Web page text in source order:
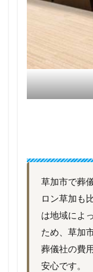
草加市で葬
ロン草加も
は地域によ
ため、草加
葬儀社の費
安心です。